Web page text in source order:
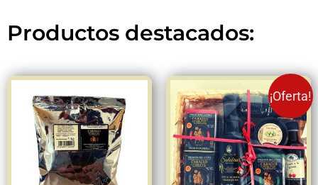
Productos destacados:
¡Oferta!
El
precio
original
era:
20,50€.
El
es: